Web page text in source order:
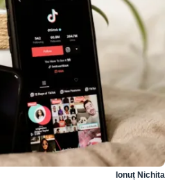
Ionuț Nichita